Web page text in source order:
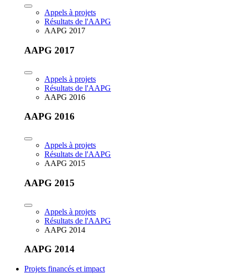
Appels à projets
Résultats de l'AAPG
AAPG 2017
AAPG 2017
Appels à projets
Résultats de l'AAPG
AAPG 2016
AAPG 2016
Appels à projets
Résultats de l'AAPG
AAPG 2015
AAPG 2015
Appels à projets
Résultats de l'AAPG
AAPG 2014
AAPG 2014
Projets financés et impact